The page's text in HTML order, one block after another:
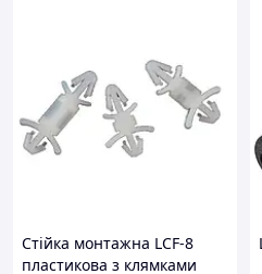
Стійка монтажна LCF-8
пластикова з клямками